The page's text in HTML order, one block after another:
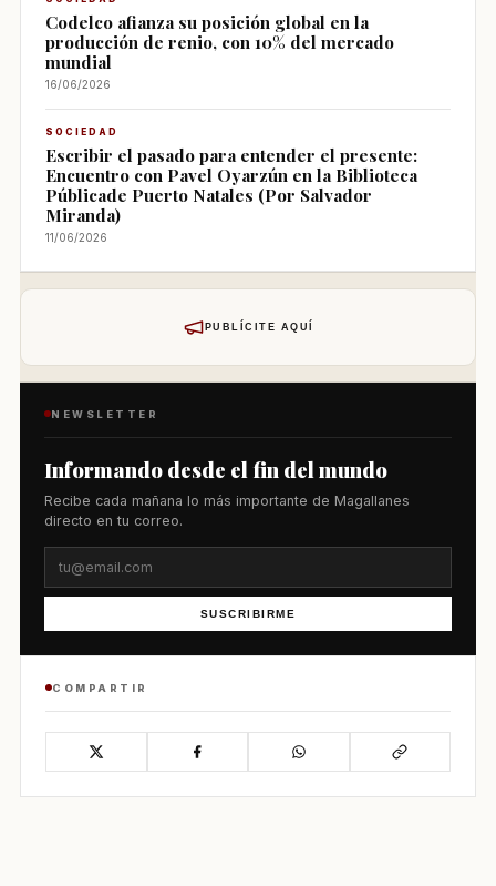
Codelco afianza su posición global en la
producción de renio, con 10% del mercado
mundial
16/06/2026
SOCIEDAD
Escribir el pasado para entender el presente:
Encuentro con Pavel Oyarzún en la Biblioteca
Públicade Puerto Natales (Por Salvador
Miranda)
11/06/2026
PUBLÍCITE AQUÍ
NEWSLETTER
Informando desde el fin del mundo
Recibe cada mañana lo más importante de Magallanes
directo en tu correo.
SUSCRIBIRME
COMPARTIR